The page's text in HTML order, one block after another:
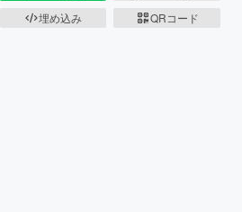
埋め込み
QRコード